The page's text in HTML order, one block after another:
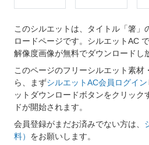
このシルエットは、タイトル「箸」
ロードページです。シルエットAC
解像度画像が無料でダウンロードし
このページのフリーシルエット素材
ら、まずシルエットAC会員ログイン
ットダウンロードボタンをクリック
ドが開始されます。
会員登録がまだお済みでない方は、
料） をお願いします。